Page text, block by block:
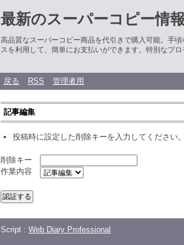
最新のスーパーコピー情
高品質なスーパーコピー商品を代引きで購入可能。手
スを利用して、簡単にお支払いができます。特別なプ
戻る RSS 管理者用
記事編集
投稿時に設定した削除キーを入力してください
削除キー
作業内容
Script : Web Diary Professional